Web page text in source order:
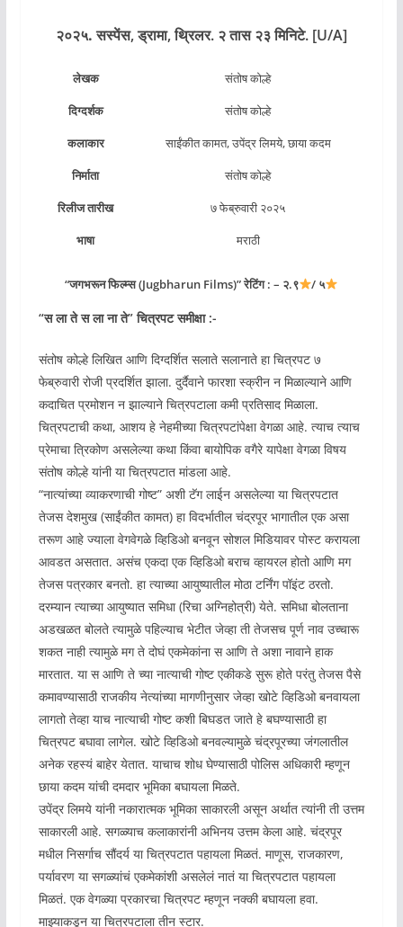
२०२५.सस्पेंस, ड्रामा, थ्रिलर. २ तास २३ मिनिटे. [U/A]
लेखक
संतोष कोल्हे
दिग्दर्शक
संतोष कोल्हे
कलाकार
साईंकीत कामत, उपेंद्र लिमये, छाया कदम
निर्माता
संतोष कोल्हे
रिलीज तारीख
७ फेब्रुवारी २०२५
भाषा
मराठी
“जगभरून फिल्म्स (Jugbharun Films)” रेटिंग : – २.९ / ५
“स ला ते स ला ना ते” चित्रपट समीक्षा :-
संतोष कोल्हे लिखित आणि दिग्दर्शित सलाते सलानाते हा चित्रपट ७
फेब्रुवारी रोजी प्रदर्शित झाला. दुर्दैवाने फारशा स्क्रीन न मिळाल्याने आणि
कदाचित प्रमोशन न झाल्याने चित्रपटाला कमी प्रतिसाद मिळाला.
चित्रपटाची कथा, आशय हे नेहमीच्या चित्रपटांपेक्षा वेगळा आहे. त्याच त्याच
प्रेमाचा त्रिकोण असलेल्या कथा किंवा बायोपिक वगैरे यापेक्षा वेगळा विषय
संतोष कोल्हे यांनी या चित्रपटात मांडला आहे.
“नात्यांच्या व्याकरणाची गोष्ट” अशी टॅग लाईन असलेल्या या चित्रपटात
तेजस देशमुख (साईंकीत कामत) हा विदर्भातील चंद्रपूर भागातील एक असा
तरूण आहे ज्याला वेगवेगळे व्हिडिओ बनवून सोशल मिडियावर पोस्ट करायला
आवडत असतात. असंच एकदा एक व्हिडिओ बराच व्हायरल होतो आणि मग
तेजस पत्रकार बनतो. हा त्याच्या आयुष्यातील मोठा टर्निंग पॉइंट ठरतो.
दरम्यान त्याच्या आयुष्यात समिधा (रिचा अग्निहोत्री) येते. समिधा बोलताना
अडखळत बोलते त्यामुळे पहिल्याच भेटीत जेव्हा ती तेजसच पूर्ण नाव उच्चारू
शकत नाही त्यामुळे मग ते दोघं एकमेकांना स आणि ते अशा नावाने हाक
मारतात. या स आणि ते च्या नात्याची गोष्ट एकीकडे सुरू होते परंतु तेजस पैसे
कमावण्यासाठी राजकीय नेत्यांच्या मागणीनुसार जेव्हा खोटे व्हिडिओ बनवायला
लागतो तेव्हा याच नात्याची गोष्ट कशी बिघडत जाते हे बघण्यासाठी हा
चित्रपट बघावा लागेल. खोटे व्हिडिओ बनवल्यामुळे चंद्रपूरच्या जंगलातील
अनेक रहस्यं बाहेर येतात. याचाच शोध घेण्यासाठी पोलिस अधिकारी म्हणून
छाया कदम यांची दमदार भूमिका बघायला मिळते.
उपेंद्र लिमये यांनी नकारात्मक भूमिका साकारली असून अर्थात त्यांनी ती उत्तम
साकारली आहे. सगळ्याच कलाकारांनी अभिनय उत्तम केला आहे. चंद्रपूर
मधील निसर्गाच सौंदर्य या चित्रपटात पहायला मिळतं. माणूस, राजकारण,
पर्यावरण या सगळ्यांचं एकमेकांशी असलेलं नातं या चित्रपटात पहायला
मिळतं. एक वेगळ्या प्रकारचा चित्रपट म्हणून नक्की बघायला हवा.
माझ्याकडून या चित्रपटाला तीन स्टार.